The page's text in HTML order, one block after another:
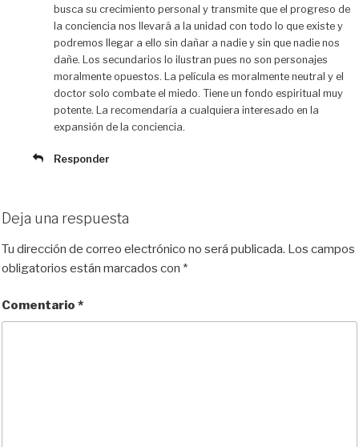
busca su crecimiento personal y transmite que el progreso de
la conciencia nos llevará a la unidad con todo lo que existe y
podremos llegar a ello sin dañar a nadie y sin que nadie nos
dañe. Los secundarios lo ilustran pues no son personajes
moralmente opuestos. La película es moralmente neutral y el
doctor solo combate el miedo. Tiene un fondo espiritual muy
potente. La recomendaría a cualquiera interesado en la
expansión de la conciencia.
Responder
Deja una respuesta
Tu dirección de correo electrónico no será publicada. Los campos
obligatorios están marcados con *
Comentario *